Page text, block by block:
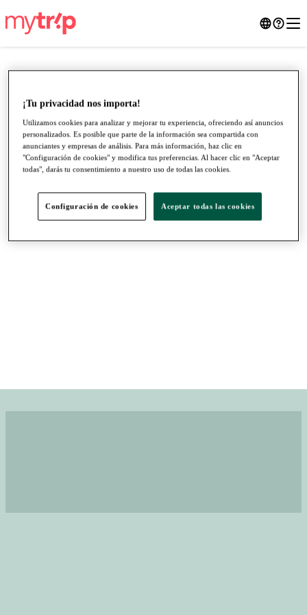
●●●
¡Tu privacidad nos importa!
Utilizamos cookies para analizar y mejorar tu experiencia, ofreciendo así anuncios
personalizados. Es posible que parte de la información sea compartida con
anunciantes y empresas de análisis. Para más información, haz clic en
"Configuración de cookies" y modifica tus preferencias. Al hacer clic en "Aceptar
todas", darás tu consentimiento a nuestro uso de todas las cookies.
Configuración de cookies Aceptar todas las cookies